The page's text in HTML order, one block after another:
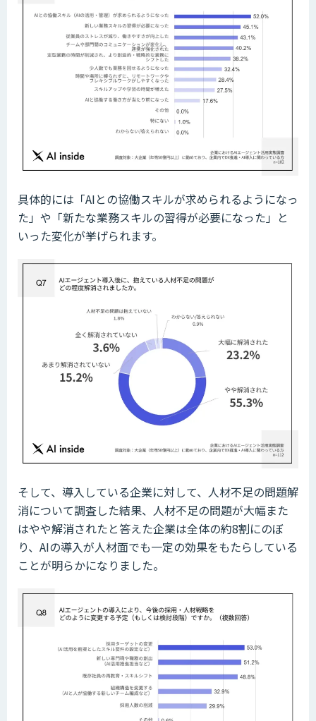
具体的には「AIとの協働スキルが求められるようになっ
た」や「新たな業務スキルの習得が必要になった」と
いった変化が挙げられます。
そして、導入している企業に対して、人材不足の問題解
消について調査した結果、人材不足の問題が大幅また
はやや解消されたと答えた企業は全体の約8割にのぼ
り、AIの導入が人材面でも一定の効果をもたらしている
ことが明らかになりました。